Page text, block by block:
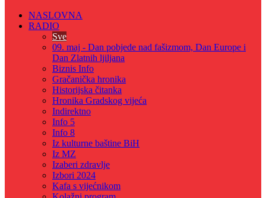
NASLOVNA
RADIO
Sve
09. maj - Dan pobjede nad fašizmom, Dan Europe i
Dan Zlatnih ljiljana
Biznis Info
Gračanička hronika
Historijska čitanka
Hronika Gradskog vijeća
Indirektno
Info 5
Info 8
Iz kulturne baštine BiH
Iz MZ
Izaberi zdravlje
Izbori 2024
Kafa s vijećnikom